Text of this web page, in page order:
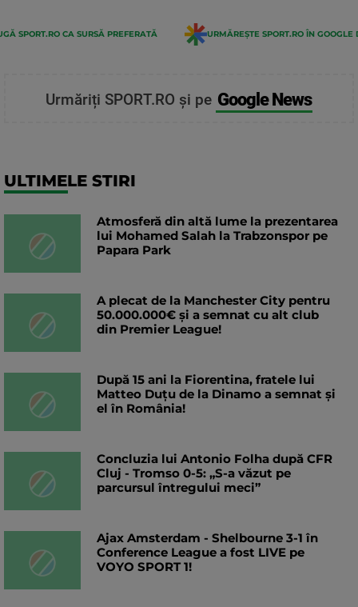
SPORT.RO CA SURSĂ PREFERATĂ URMĂREȘTE SPORT.RO ÎN GOOGLE
Urmăriți SPORT.RO și pe Google News
ULTIMELE STIRI
Atmosferă din altă lume la prezentarea
lui Mohamed Salah la Trabzonspor pe
Papara Park
A plecat de la Manchester City pentru
50.000.000€ și a semnat cu alt club
din Premier League!
După 15 ani la Fiorentina, fratele lui
Matteo Duțu de la Dinamo a semnat și
el în România!
Concluzia lui Antonio Folha după CFR
Cluj - Tromso 0-5: „S-a văzut pe
parcursul întregului meci”
Ajax Amsterdam - Shelbourne 3-1 în
Conference League a fost LIVE pe
VOYO SPORT 1!